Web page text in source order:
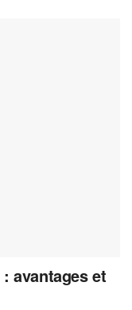
avantages et